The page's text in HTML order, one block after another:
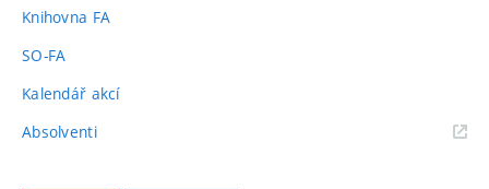
Knihovna FA
SO-FA
Kalendář akcí
Absolventi(externí